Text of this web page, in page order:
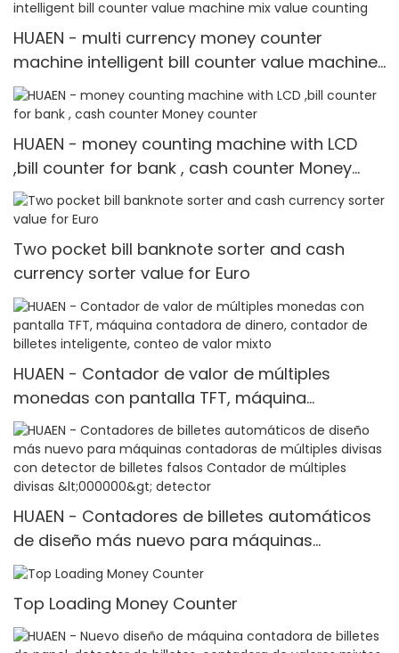
HUAEN - multi currency money counter
machine intelligent bill counter value machine
mix value counting
HUAEN - money counting machine with LCD
,bill counter for bank , cash counter Money
counter
Two pocket bill banknote sorter and cash
currency sorter value for Euro
HUAEN - Contador de valor de múltiples
monedas con pantalla TFT, máquina
contadora de dinero, contador de billetes
inteligente, conteo de valor mixto
HUAEN - Contadores de billetes automáticos
de diseño más nuevo para máquinas
contadoras de múltiples divisas con detector
de billetes falsos Contador de múltiples
divisas <000000> detector
Top Loading Money Counter